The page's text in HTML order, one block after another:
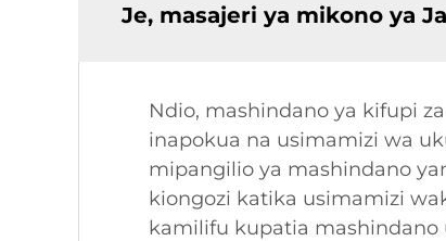
Je, masajeri ya mikono ya
Ndio, mashindano ya kifupi
inapokua na usimamizi wa
mipangilio ya mashindano
kiongozi katika usimamizi
kamilifu kupatia mashindano